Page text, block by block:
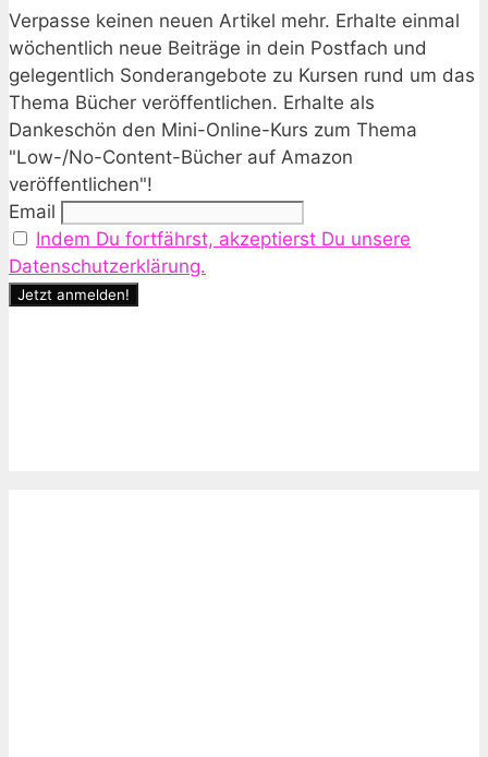
Verpasse keinen neuen Artikel mehr. Erhalte einmal
wöchentlich neue Beiträge in dein Postfach und
gelegentlich Sonderangebote zu Kursen rund um das
Thema Bücher veröffentlichen. Erhalte als
Dankeschön den Mini-Online-Kurs zum Thema
"Low-/No-Content-Bücher auf Amazon
veröffentlichen"!
Email
Indem Du fortfährst, akzeptierst Du unsere
Datenschutzerklärung.